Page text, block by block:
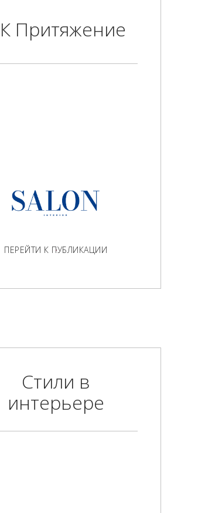
Притяжение
ПЕРЕЙТИ К ПУБЛИКАЦИИ
Стили в
интерьере